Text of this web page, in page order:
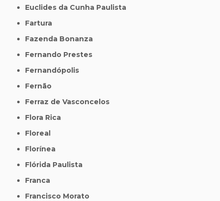
Euclides da Cunha Paulista
Fartura
Fazenda Bonanza
Fernando Prestes
Fernandópolis
Fernão
Ferraz de Vasconcelos
Flora Rica
Floreal
Florínea
Flórida Paulista
Franca
Francisco Morato